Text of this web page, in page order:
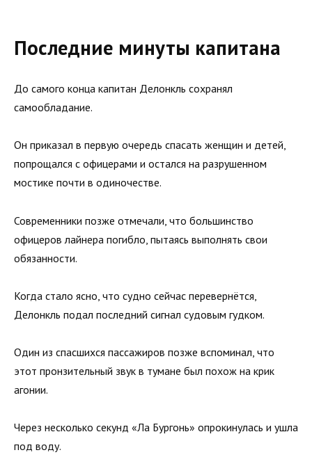
Последние минуты капитана
До самого конца капитан Делонкль сохранял
самообладание.
Он приказал в первую очередь спасать женщин и детей,
попрощался с офицерами и остался на разрушенном
мостике почти в одиночестве.
Современники позже отмечали, что большинство
офицеров лайнера погибло, пытаясь выполнять свои
обязанности.
Когда стало ясно, что судно сейчас перевернётся,
Делонкль подал последний сигнал судовым гудком.
Один из спасшихся пассажиров позже вспоминал, что
этот пронзительный звук в тумане был похож на крик
агонии.
Через несколько секунд «Ла Бургонь» опрокинулась и ушла
под воду.